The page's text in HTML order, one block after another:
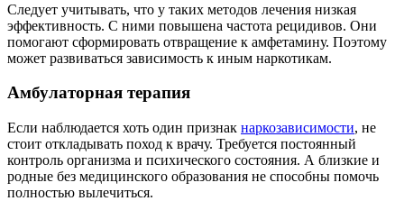
Следует учитывать, что у таких методов лечения низкая
эффективность. С ними повышена частота рецидивов. Они
помогают сформировать отвращение к амфетамину. Поэтому
может развиваться зависимость к иным наркотикам.
Амбулаторная терапия
Если наблюдается хоть один признак наркозависимости, не
стоит откладывать поход к врачу. Требуется постоянный
контроль организма и психического состояния. А близкие и
родные без медицинского образования не способны помочь
полностью вылечиться.